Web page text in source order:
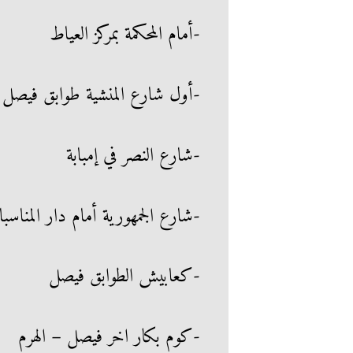
-أمام المحكمة بمركز العياط
-أول شارع المنشية طوابق فيصل
-شارع النصر في إمبابة
-شارع الجمهورية أمام دار
-كعابيش الطوابق فيصل
-كوم بكار اخر فيصل – الهرم